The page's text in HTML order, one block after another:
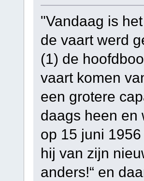
"Vandaag is
de vaart werd
(1) de
vaart komen
een grotere
daags heen en
op 15 juni
hij van zijn
anders!“ en